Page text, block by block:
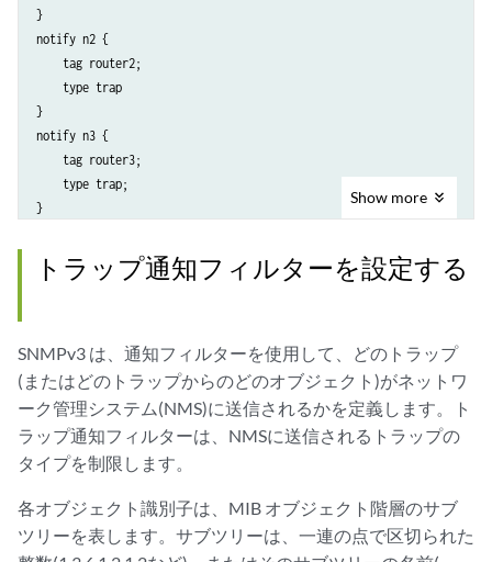
}
notify n2 {
    tag router2;
    type trap
}
notify n3 {
    tag router3;
    type trap;
Show more
トラップ通知フィルターを設定する
SNMPv3 は、通知フィルターを使用して、どのトラップ
(またはどのトラップからのどのオブジェクト)がネットワ
ーク管理システム(NMS)に送信されるかを定義します。ト
ラップ通知フィルターは、NMSに送信されるトラップの
タイプを制限します。
各オブジェクト識別子は、MIB オブジェクト階層のサブ
ツリーを表します。サブツリーは、一連の点で区切られた